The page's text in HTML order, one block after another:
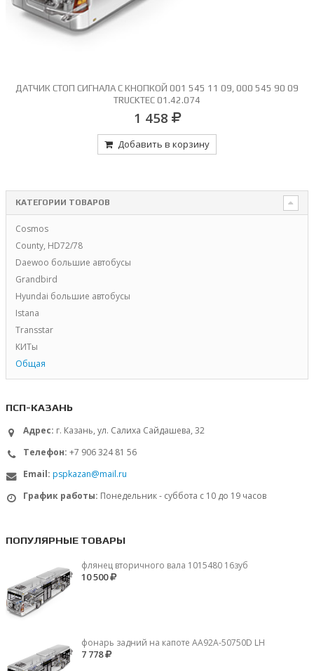
001 545 11 09, 000 545 90 09
ДАТЧИК СТОП СИГНАЛА 0
КАТЕГОРИИ ТОВАРОВ
Cosmos
County, HD72/78
Daewoo большие автобусы
Grandbird
Hyundai большие автобусы
Istana
Transstar
КИТы
Общая
ПСП-КАЗАНЬ
Адрес: г. Казань, ул. Салиха Сайдашева, 32
Телефон: +7 906 324 81 56
Email: pspkazan@mail.ru
График работы: Понедельник - суббота с 10 до 19 часов
ПОПУЛЯРНЫЕ ТОВАРЫ
флянец вторичного вала 1015480 16зуб
10 500
фонарь задний на капоте AA92A-50750D LH
7 778